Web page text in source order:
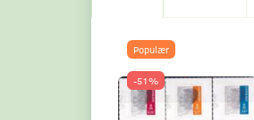
Populær
-51%